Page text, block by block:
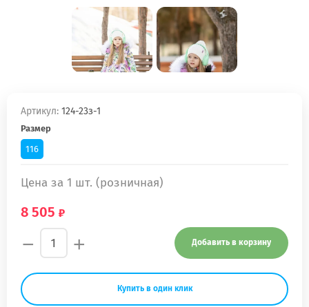
Артикул: 124-23з-1
Размер
116
Цена за 1 шт. (розничная)
8 505
− + Добавить в корзину
Купить в один клик